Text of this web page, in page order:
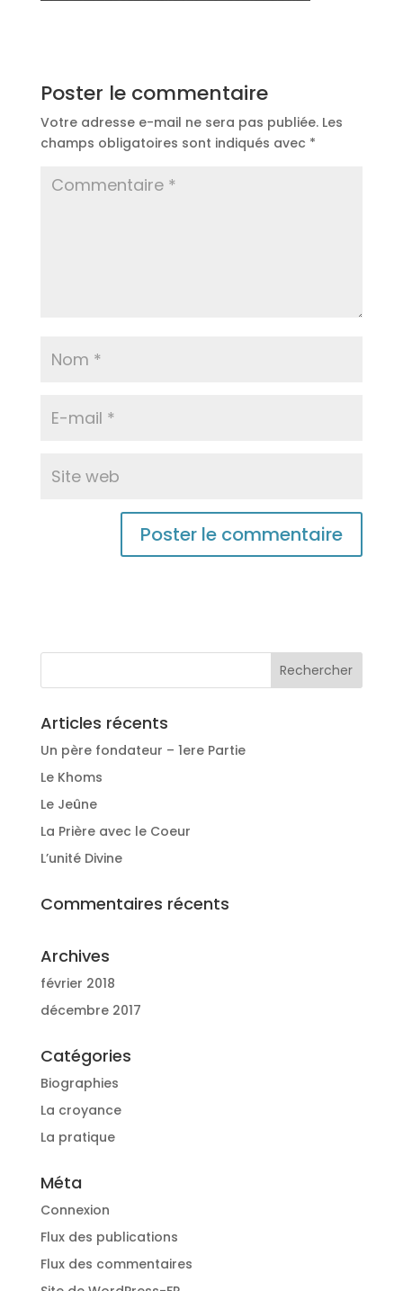
Poster le commentaire
Votre adresse e-mail ne sera pas publiée. Les
champs obligatoires sont indiqués avec *
Articles récents
Un père fondateur – 1ere Partie
Le Khoms
Le Jeûne
La Prière avec le Coeur
L’unité Divine
Commentaires récents
Archives
février 2018
décembre 2017
Catégories
Biographies
La croyance
La pratique
Méta
Connexion
Flux des publications
Flux des commentaires